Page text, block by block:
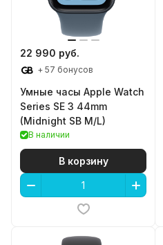
22 990 руб.
+ 57 бонусов
Умные часы Apple Watch
Series SE 3 44mm
(Midnight SB M/L)
В наличии
В корзину